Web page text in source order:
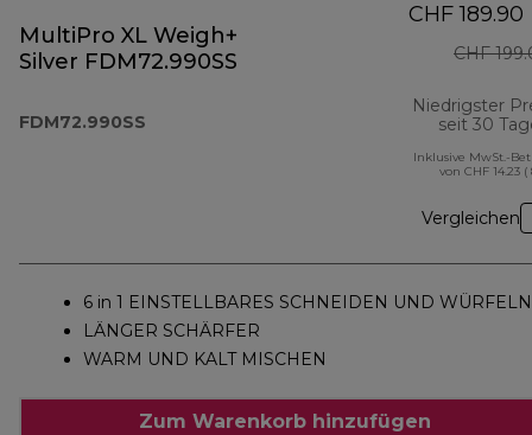
MultiPro XL Weigh+
Silver FDM72.990SS
FDM72.990SS
CHF 189.90
CHF
Niedrigster
seit 30
Inklusive MwSt.-
von CHF 14.23 (
Vergleichen
6 in 1 EINSTELLBARES SCHNEIDEN UND WÜRFELN
LÄNGER SCHÄRFER
WARM UND KALT MISCHEN
Zum Warenkorb hinzufügen